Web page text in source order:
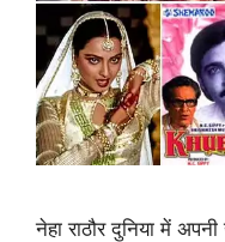
नेहा राठौर दुनिया में